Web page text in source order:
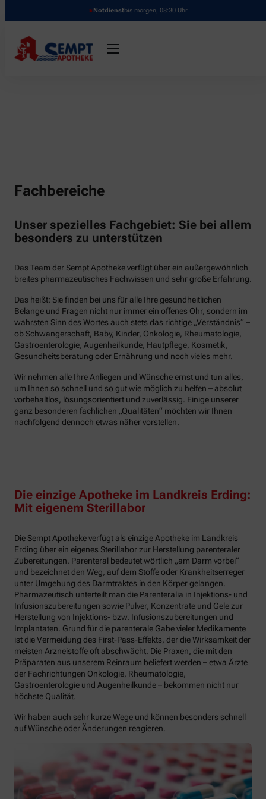
Notdienstbis morgen, 08:30 Uhr
Fachbereiche
Unser spezielles Fachgebiet: Sie bei allem
besonders zu unterstützen
Das Team der Sempt Apotheke verfügt über ein außergewöhnlich
breites pharmazeutisches Fachwissen und sehr große Erfahrung.
Das heißt: Sie finden bei uns für alle Ihre gesundheitlichen
Belange und Fragen nicht nur immer ein offenes Ohr, sondern im
wahrsten Sinn des Wortes auch stets das richtige „Verständnis“ –
ob Schwangerschaft, Baby, Kinder, Onkologie, Rheumatologie,
Gastroenterologie, Augenheilkunde, Hautpflege, Kosmetik,
Gesundheitsberatung oder Ernährung und noch vieles mehr.
Wir nehmen alle Ihre Anliegen und Wünsche ernst und tun alles,
um Ihnen so schnell und so gut wie möglich zu helfen – absolut
vorbehaltlos, lösungsorientiert und zuverlässig. Einige unserer
ganz besonderen fachlichen „Qualitäten“ möchten wir Ihnen
nachfolgend dennoch etwas näher vorstellen.
Die einzige Apotheke im Landkreis Erding:
Mit eigenem Sterillabor
Die Sempt Apotheke verfügt als einzige Apotheke im Landkreis
Erding über ein eigenes Sterillabor zur Herstellung parenteraler
Zubereitungen. Parenteral bedeutet wörtlich „am Darm vorbei“
und bezeichnet den Weg, auf dem Stoffe oder Krankheitserreger
unter Umgehung des Darmtraktes in den Körper gelangen.
Pharmazeutisch unterteilt man die Parenteralia in Injektions- und
Infusionszubereitungen sowie Pulver, Konzentrate und Gele zur
Herstellung von Injektions- bzw. Infusionszubereitungen und
Implantaten. Grund für die parenterale Gabe vieler Medikamente
ist die Vermeidung des First-Pass-Effekts, der die Wirksamkeit der
meisten Arzneistoffe oft abschwächt. Die Praxen, die mit den
Präparaten aus unserem Reinraum beliefert werden – etwa Ärzte
der Fachrichtungen Onkologie, Rheumatologie,
Gastroenterologie und Augenheilkunde – bekommen nicht nur
höchste Qualität.
Wir haben auch sehr kurze Wege und können besonders schnell
auf Wünsche oder Änderungen reagieren.